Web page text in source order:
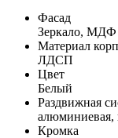
Фасад
Зеркало, МДФ
Материал
ЛДСП
Цвет
Белый
Раздвижная
алюминиевая,
Кромка